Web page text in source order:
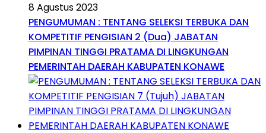
8 Agustus 2023
PENGUMUMAN : TENTANG SELEKSI TERBUKA DAN
KOMPETITIF PENGISIAN 2 (Dua) JABATAN
PIMPINAN TINGGI PRATAMA DI LINGKUNGAN
PEMERINTAH DAERAH KABUPATEN KONAWE